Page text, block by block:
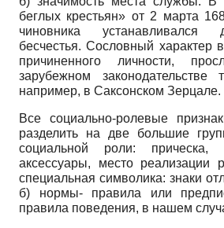
беглых крестьян» от 2 марта
чиновника устанавливался
бесчестья. Сословный характер
причиненного личности,
зарубежном
например, в Саксонском Зерцале.
Все социально-ролевые
разделить на две большие
социальной роли: прическа,
аксессуары, место реализации
специальная символика: знаки
б) нормы- правила или
правила поведения, в нашем